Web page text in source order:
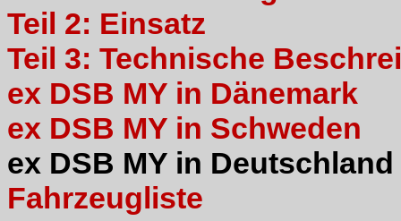
Teil 2: Einsatz
Teil 3: Technische
ex DSB MY in Dänemark
ex DSB MY in Schweden
ex DSB MY in
Fahrzeugliste